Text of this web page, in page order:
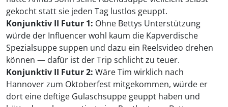
gekocht statt sie jeden Tag lustlos geuppt.
Konjunktiv II Futur 1: Ohne Bettys Unterstützung
würde der Influencer wohl kaum die Kapverdische
Spezialsuppe suppen und dazu ein Reelsvideo drehen
können — dafür ist der Trip schlicht zu teuer.
Konjunktiv II Futur 2: Wäre Tim wirklich nach
Hannover zum Oktoberfest mitgekommen, würde er
dort eine deftige Gulaschsuppe geuppt haben und